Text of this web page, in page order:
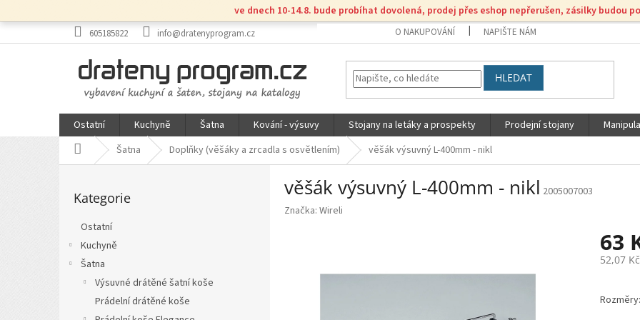
na
ve dnech 10-14.8. bude probíhat dovolená, prodej přes eshop nepřerušen, zásilky budou
605185822 info@dratenyprogram.cz O NAKUPOVÁNÍ NAPIŠTE NÁM
HLEDAT
Ostatní Kuchyně Šatna Kování - výsuvy Stojany na letáky a prospekty Prodejní stojany
Domů Šatna Doplňky (věšáky a zrcadla s osvětlením) věšák výsuvný L-400mm - nikl
P
kategorie
Kategorie
Ostatní
Kuchyně
Šatna
Výsuvné drátěné šatní koše
Prádelní drátěné koše
věšák výsuvný L-400mm - nikl 2005007003
Značka: Wireli
63
52,07
cena: